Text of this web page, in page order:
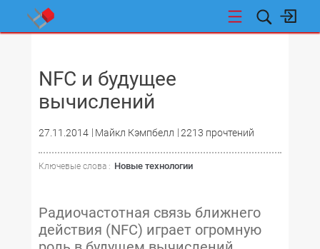
NFC и будущее
вычислений
27.11.2014 Майкл Кэмпбелл 2213 прочтений
Ключевые слова : Новые технологии
Радиочастотная связь ближнего
действия (NFC) играет огромную